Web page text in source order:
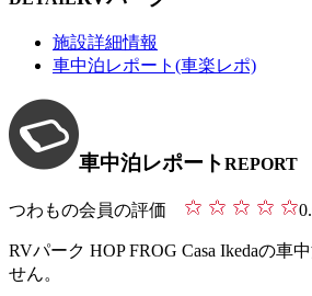
施設詳細情報
車中泊レポート(車楽レポ)
車中泊レポートREPORT
つわもの会員の評価
RVパーク HOP FROG Casa Ikedaの車
せん。